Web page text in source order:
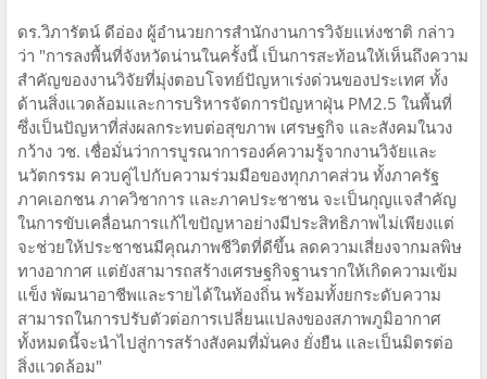
ดร.วิภารัตน์ ดีอ่อง ผู้อำนวยการสำนักงานการวิจัยแห่งชาติ กล่าว
ว่า "การลงพื้นที่จังหวัดน่านในครั้งนี้ เป็นการสะท้อนให้เห็นถึงความ
สำคัญของงานวิจัยที่มุ่งตอบโจทย์ปัญหาเร่งด่วนของประเทศ ทั้ง
ด้านสิ่งแวดล้อมและการบริหารจัดการปัญหาฝุ่น PM2.5 ในพื้นที่
ซึ่งเป็นปัญหาที่ส่งผลกระทบต่อสุขภาพ เศรษฐกิจ และสังคมในวง
กว้าง วช. เชื่อมั่นว่าการบูรณาการองค์ความรู้จากงานวิจัยและ
นวัตกรรม ควบคู่ไปกับความร่วมมือของทุกภาคส่วน ทั้งภาครัฐ
ภาคเอกชน ภาควิชาการ และภาคประชาชน จะเป็นกุญแจสำคัญ
ในการขับเคลื่อนการแก้ไขปัญหาอย่างมีประสิทธิภาพไม่เพียงแต่
จะช่วยให้ประชาชนมีคุณภาพชีวิตที่ดีขึ้น ลดความเสี่ยงจากมลพิษ
ทางอากาศ แต่ยังสามารถสร้างเศรษฐกิจฐานรากให้เกิดความเข้ม
แข็ง พัฒนาอาชีพและรายได้ในท้องถิ่น พร้อมทั้งยกระดับความ
สามารถในการปรับตัวต่อการเปลี่ยนแปลงของสภาพภูมิอากาศ
ทั้งหมดนี้จะนำไปสู่การสร้างสังคมที่มั่นคง ยั่งยืน และเป็นมิตรต่อ
สิ่งแวดล้อม"